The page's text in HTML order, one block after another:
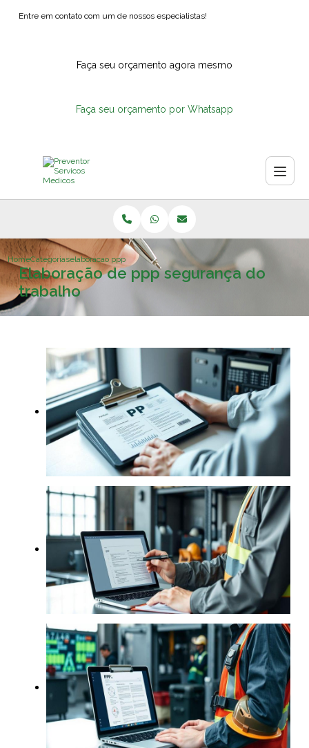
Entre em contato com um de nossos especialistas!
Faça seu orçamento agora mesmo
Faça seu orçamento por Whatsapp
HomeCategoriaselaboracao ppp seguranca do trabalho
Elaboração de ppp segurança do
trabalho